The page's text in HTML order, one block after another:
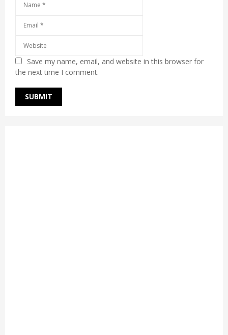
Save my name, email, and website in this browser for
the next time I comment.